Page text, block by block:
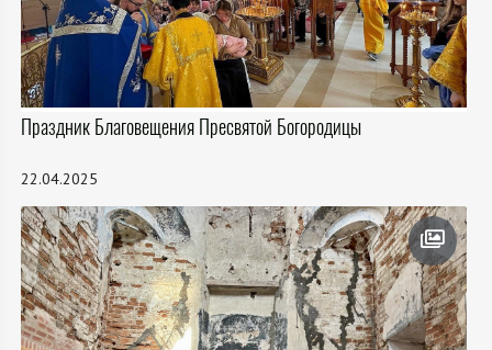
Праздник Благовещения Пресвятой Богородицы
22.04.2025